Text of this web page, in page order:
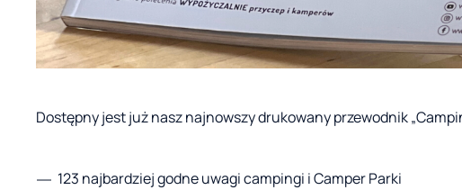
Dostępny jest już nasz najnowszy drukowany przewodnik
123 najbardziej godne uwagi campingi i Camper Parki